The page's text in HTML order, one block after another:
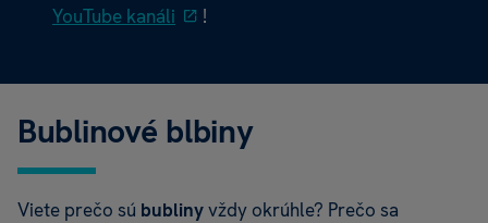
YouTube kanáli
!
Bublinové blbiny
Viete prečo sú bublinyvždy okrúhle? Prečo sa